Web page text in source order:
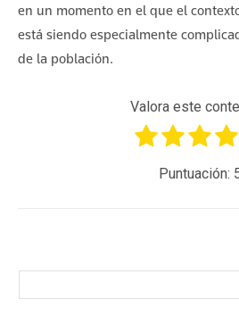
en un momento en el que el
está siendo especialmente
de la población.
Valora este
Puntuación: